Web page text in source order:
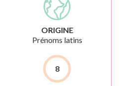
ORIGINE
Prénoms latins
8